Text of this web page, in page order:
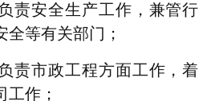
责安全生产工作，兼管行
等有关部门；
责市政工程方面工作，着
作；